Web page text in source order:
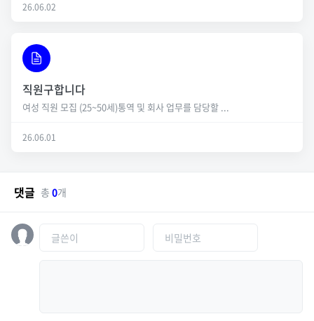
26.06.02
직원구합니다
여성 직원 모집 (25~50세)통역 및 회사 업무를 담당할 ...
26.06.01
댓글 총 0개